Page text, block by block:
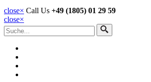
close× Call Us +49 (1805) 01 29 59
close×